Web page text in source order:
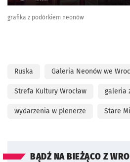
grafika z podórkiem neonów
Ruska Galeria Neonów we
Strefa Kultury Wrocław galeria
wydarzenia w plenerze Stare
BĄDŹ NA BIEŻĄCO Z